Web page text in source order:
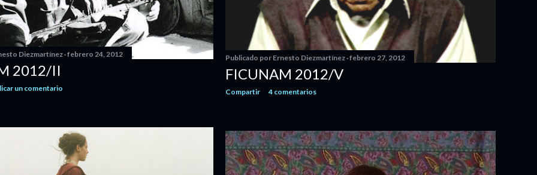
Publicado por Ernesto Diezmartínez febrero 27, 2012
FICUNAM 2012/V
Compartir 4 comentarios
Diezmartínez febrero 24, 2012
2012/II
un comentario